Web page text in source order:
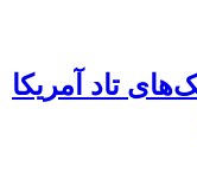
تاد آمریکا